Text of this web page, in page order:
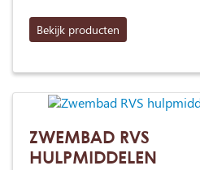
Bekijk producten
ZWEMBAD RVS
HULPMIDDELEN